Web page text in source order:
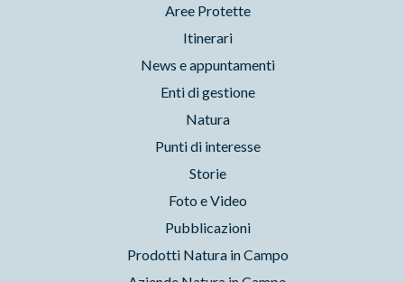
Aree Protette
Itinerari
News e appuntamenti
Enti di gestione
Natura
Punti di interesse
Storie
Foto e Video
Pubblicazioni
Prodotti Natura in Campo